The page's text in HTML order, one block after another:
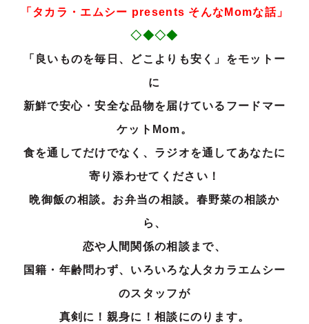
「タカラ・エムシー presents そ んな Momな話」
◇◆◇◆
「良いものを毎日、どこよりも安く」をモットー
に
新鮮で安心・安全な品物を届けているフードマー
ケットMom。
食を通してだけでなく、ラジオを通してあなたに
寄り添わせてください！
晩御飯の相談。お弁当の相談。春野菜の相談か
ら、
恋や人間関係の相談まで、
国籍・年齢問わず、いろいろな人タカラエムシー
のスタッフが
真剣に！親身に！相談にのります。